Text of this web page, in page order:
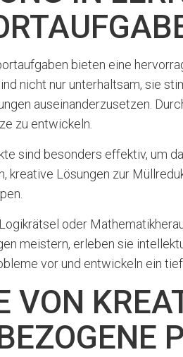
bieten eine
nicht nur unterhaltsam, sie
auseinanderzusetzen.
zu entwickeln.
sind besonders effektiv, um
kreative Lösungen zur
oder
meistern, erleben sie
vor und entwickeln ein
VON